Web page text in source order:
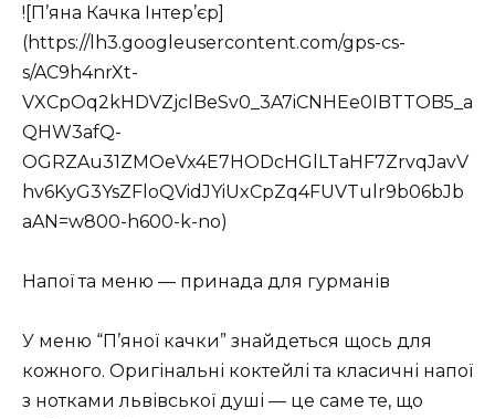
![П’яна Качка Інтер’єр]
(https://lh3.googleusercontent.com/gps-cs-
s/AC9h4nrXt-
VXCpOq2kHDVZjclBeSv0_3A7iCNHEe0IBTTOB5_a
QHW3afQ-
OGRZAu31ZMOeVx4E7HODcHGlLTaHF7ZrvqJavV
hv6KyG3YsZFloQVidJYiUxCpZq4FUVTulr9b06bJb
aAN=w800-h600-k-no)
Напої та меню — принада для гурманів
У меню “П’яної качки” знайдеться щось для
кожного. Оригінальні коктейлі та класичні напої
з нотками львівської душі — це саме те, що